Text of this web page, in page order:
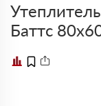
Баттс